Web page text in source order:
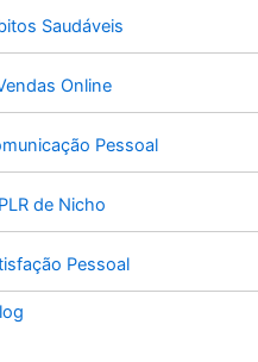
Saudáveis
Online
Pessoal
de Nicho
Pessoal